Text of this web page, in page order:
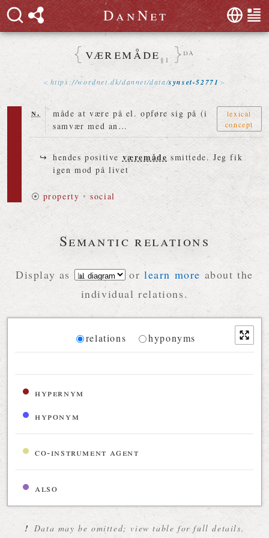
DanNet
væremåde §1
da
https://wordnet .dk/dannet/data/synset-52771
n.
måde at være på el. opføre sig på (i
samvær med an…
lexical
concept
hendes positive væremåde smittede. Jeg fik
igen mod på livet
⦿ property •social
Semantic relations
Display as orlearn more about the
individual relations.
Diagram
relations hyponyms
hypernym
hyponym
co-instrument agent
also
! Data may be omitted; view table for full details.